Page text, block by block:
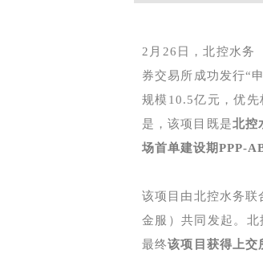
2月26日，北控水务
券交易所成功发行“
规模10.5亿元，优
是，该项目既是北控
场首单建设期PPP-
该项目由北控水务联
金服）共同发起。
最终该项目获得上交